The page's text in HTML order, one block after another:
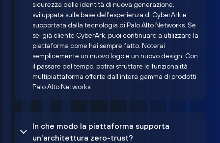
sicurezza delle identità di nuova generazione,
sviluppata sulla base dell'esperienza di CyberArk e
supportata dalla tecnologia di Palo Alto Networks. Se
sei già cliente CyberArk, puoi continuare a utilizzare la
piattaforma come hai sempre fatto. Noterai
semplicemente un nuovo logo e un nuovo design. Con
il passare del tempo, potrai sfruttare le funzionalità
multipiattaforma offerte dall'intera gamma di prodotti
Palo Alto Networks.
In che modo la piattaforma supporta
un'architettura zero-trust?